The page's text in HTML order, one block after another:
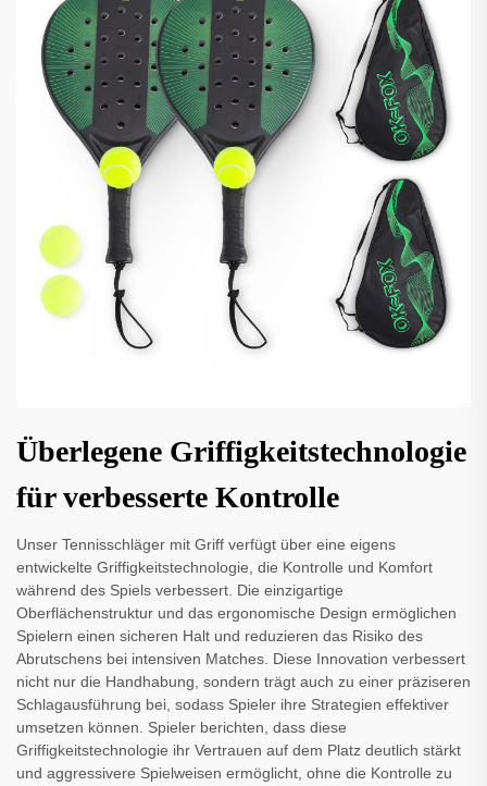
Überlegene Griffigkeitstechnologie
für verbesserte Kontrolle
Unser Tennisschläger mit Griff verfügt über eine eigens
entwickelte Griffigkeitstechnologie, die Kontrolle und Komfort
während des Spiels verbessert. Die einzigartige
Oberflächenstruktur und das ergonomische Design ermöglichen
Spielern einen sicheren Halt und reduzieren das Risiko des
Abrutschens bei intensiven Matches. Diese Innovation verbessert
nicht nur die Handhabung, sondern trägt auch zu einer präziseren
Schlagausführung bei, sodass Spieler ihre Strategien effektiver
umsetzen können. Spieler berichten, dass diese
Griffigkeitstechnologie ihr Vertrauen auf dem Platz deutlich stärkt
und aggressivere Spielweisen ermöglicht, ohne die Kontrolle zu